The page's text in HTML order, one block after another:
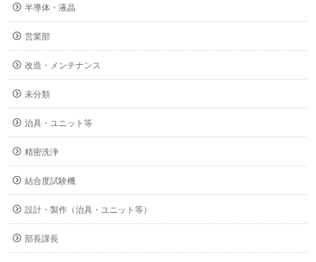
半導体・液晶
営業部
改造・メンテナンス
未分類
治具・ユニット等
精密洗浄
結合度試験機
設計・製作（治具・ユニット等）
部長課長